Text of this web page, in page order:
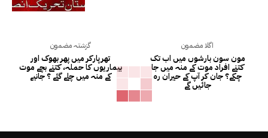
گزشتہ مضمون
تھرپارکر میں پھر بھوک اور
بیماریوں کا حملہ، کتنے بچے موت
کے منہ میں چلے گئے ؟ جانیے
اگلا مضمون
مون سون بارشوں میں اب تک
کتنے افراد موت کے منہ میں جا
چکے؟ جان کر آپ کے حیران رہ
جائیں گے